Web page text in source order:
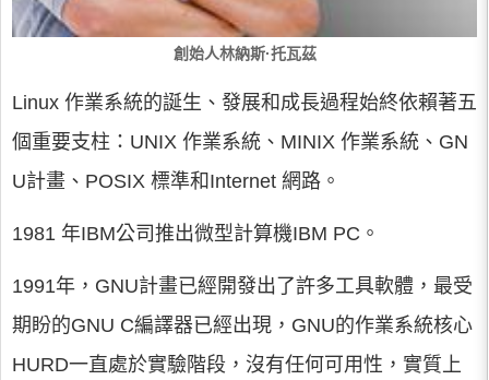
創始人林納斯·托瓦茲
Linux 作業系統的誕生、發展和成長過程始終依賴著五
個重要支柱：UNIX 作業系統、MINIX 作業系統、GN
U計畫、POSIX 標準和Internet 網路。
1981 年IBM公司推出微型計算機IBM PC。
1991年，GNU計畫已經開發出了許多工具軟體，最受
期盼的GNU C編譯器已經出現，GNU的作業系統核心
HURD一直處於實驗階段，沒有任何可用性，實質上